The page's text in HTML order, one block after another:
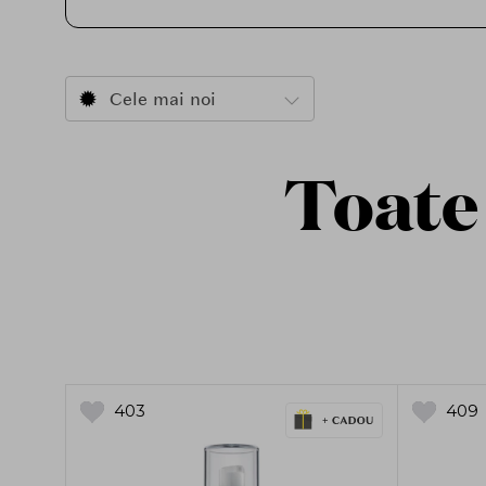
Cele mai noi
403 409